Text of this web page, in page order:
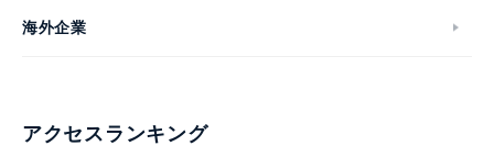
海外企業
アクセスランキング